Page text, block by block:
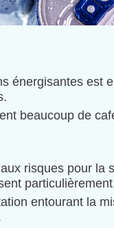
énergisantes est
beaucoup de
risques pour la
entourant la